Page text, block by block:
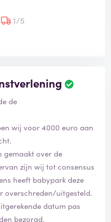
retour en het artikel
Ik besteed mijn geld
niet
adviseer iedereen,
bedrijven? Of bestel
anders waar de
is. SAY NO TO
1/5
de
wij voor 4000 euro aan
gemaakt over de
zijn wij tot consensus
heeft babypark deze
overschreden/uitgesteld.
datum pas
bezorgd.